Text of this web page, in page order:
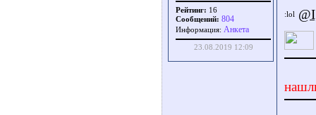
Рейтинг: 16
Сообщений: 804
Информация: Aнкета
23.08.2019 12:09